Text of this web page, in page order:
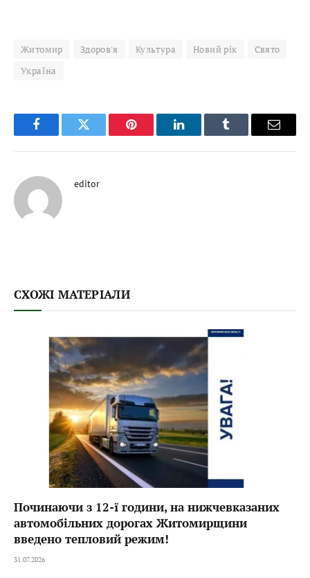
Житомир Здоров'я Культура Новий рік
Свято
Україна
FacebookTwitter Pinterest LinkedInTumblr Email
editor
СХОЖІ МАТЕРІАЛИ
Починаючи з 12-ї години, на нижчевказаних
автомобільних дорогах Житомирщини
введено тепловий режим!
31.07.2026